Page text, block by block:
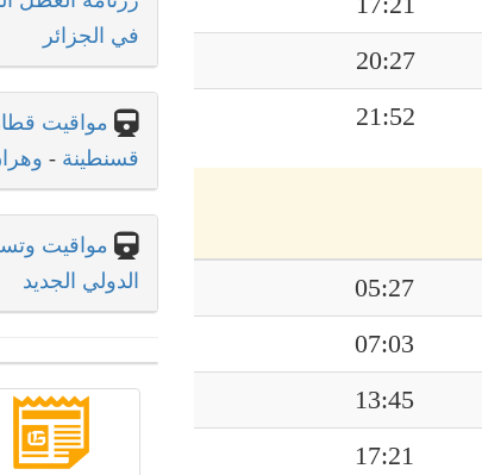
20:27
21:52
05:27
07:03
13:45
17:21
في الجزائر
مواقيت
قسنطينة -
مواقيت
الدولي الجديد